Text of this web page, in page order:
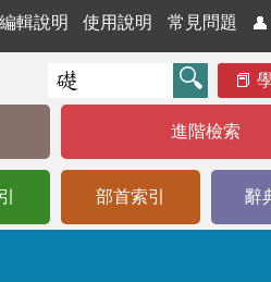
編輯說明 使用說明 常見問題 👤
進階檢索
部首索引 辭